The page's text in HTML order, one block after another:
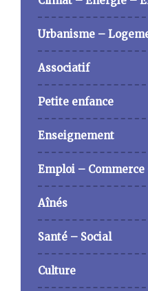
Urbanisme –
Associatif
Petite enfance
Enseignement
Emploi –
Aînés
Santé – Social
Culture